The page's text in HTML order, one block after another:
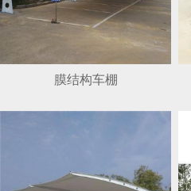
1 2
膜结构车棚